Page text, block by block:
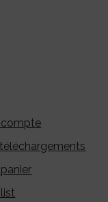
compte